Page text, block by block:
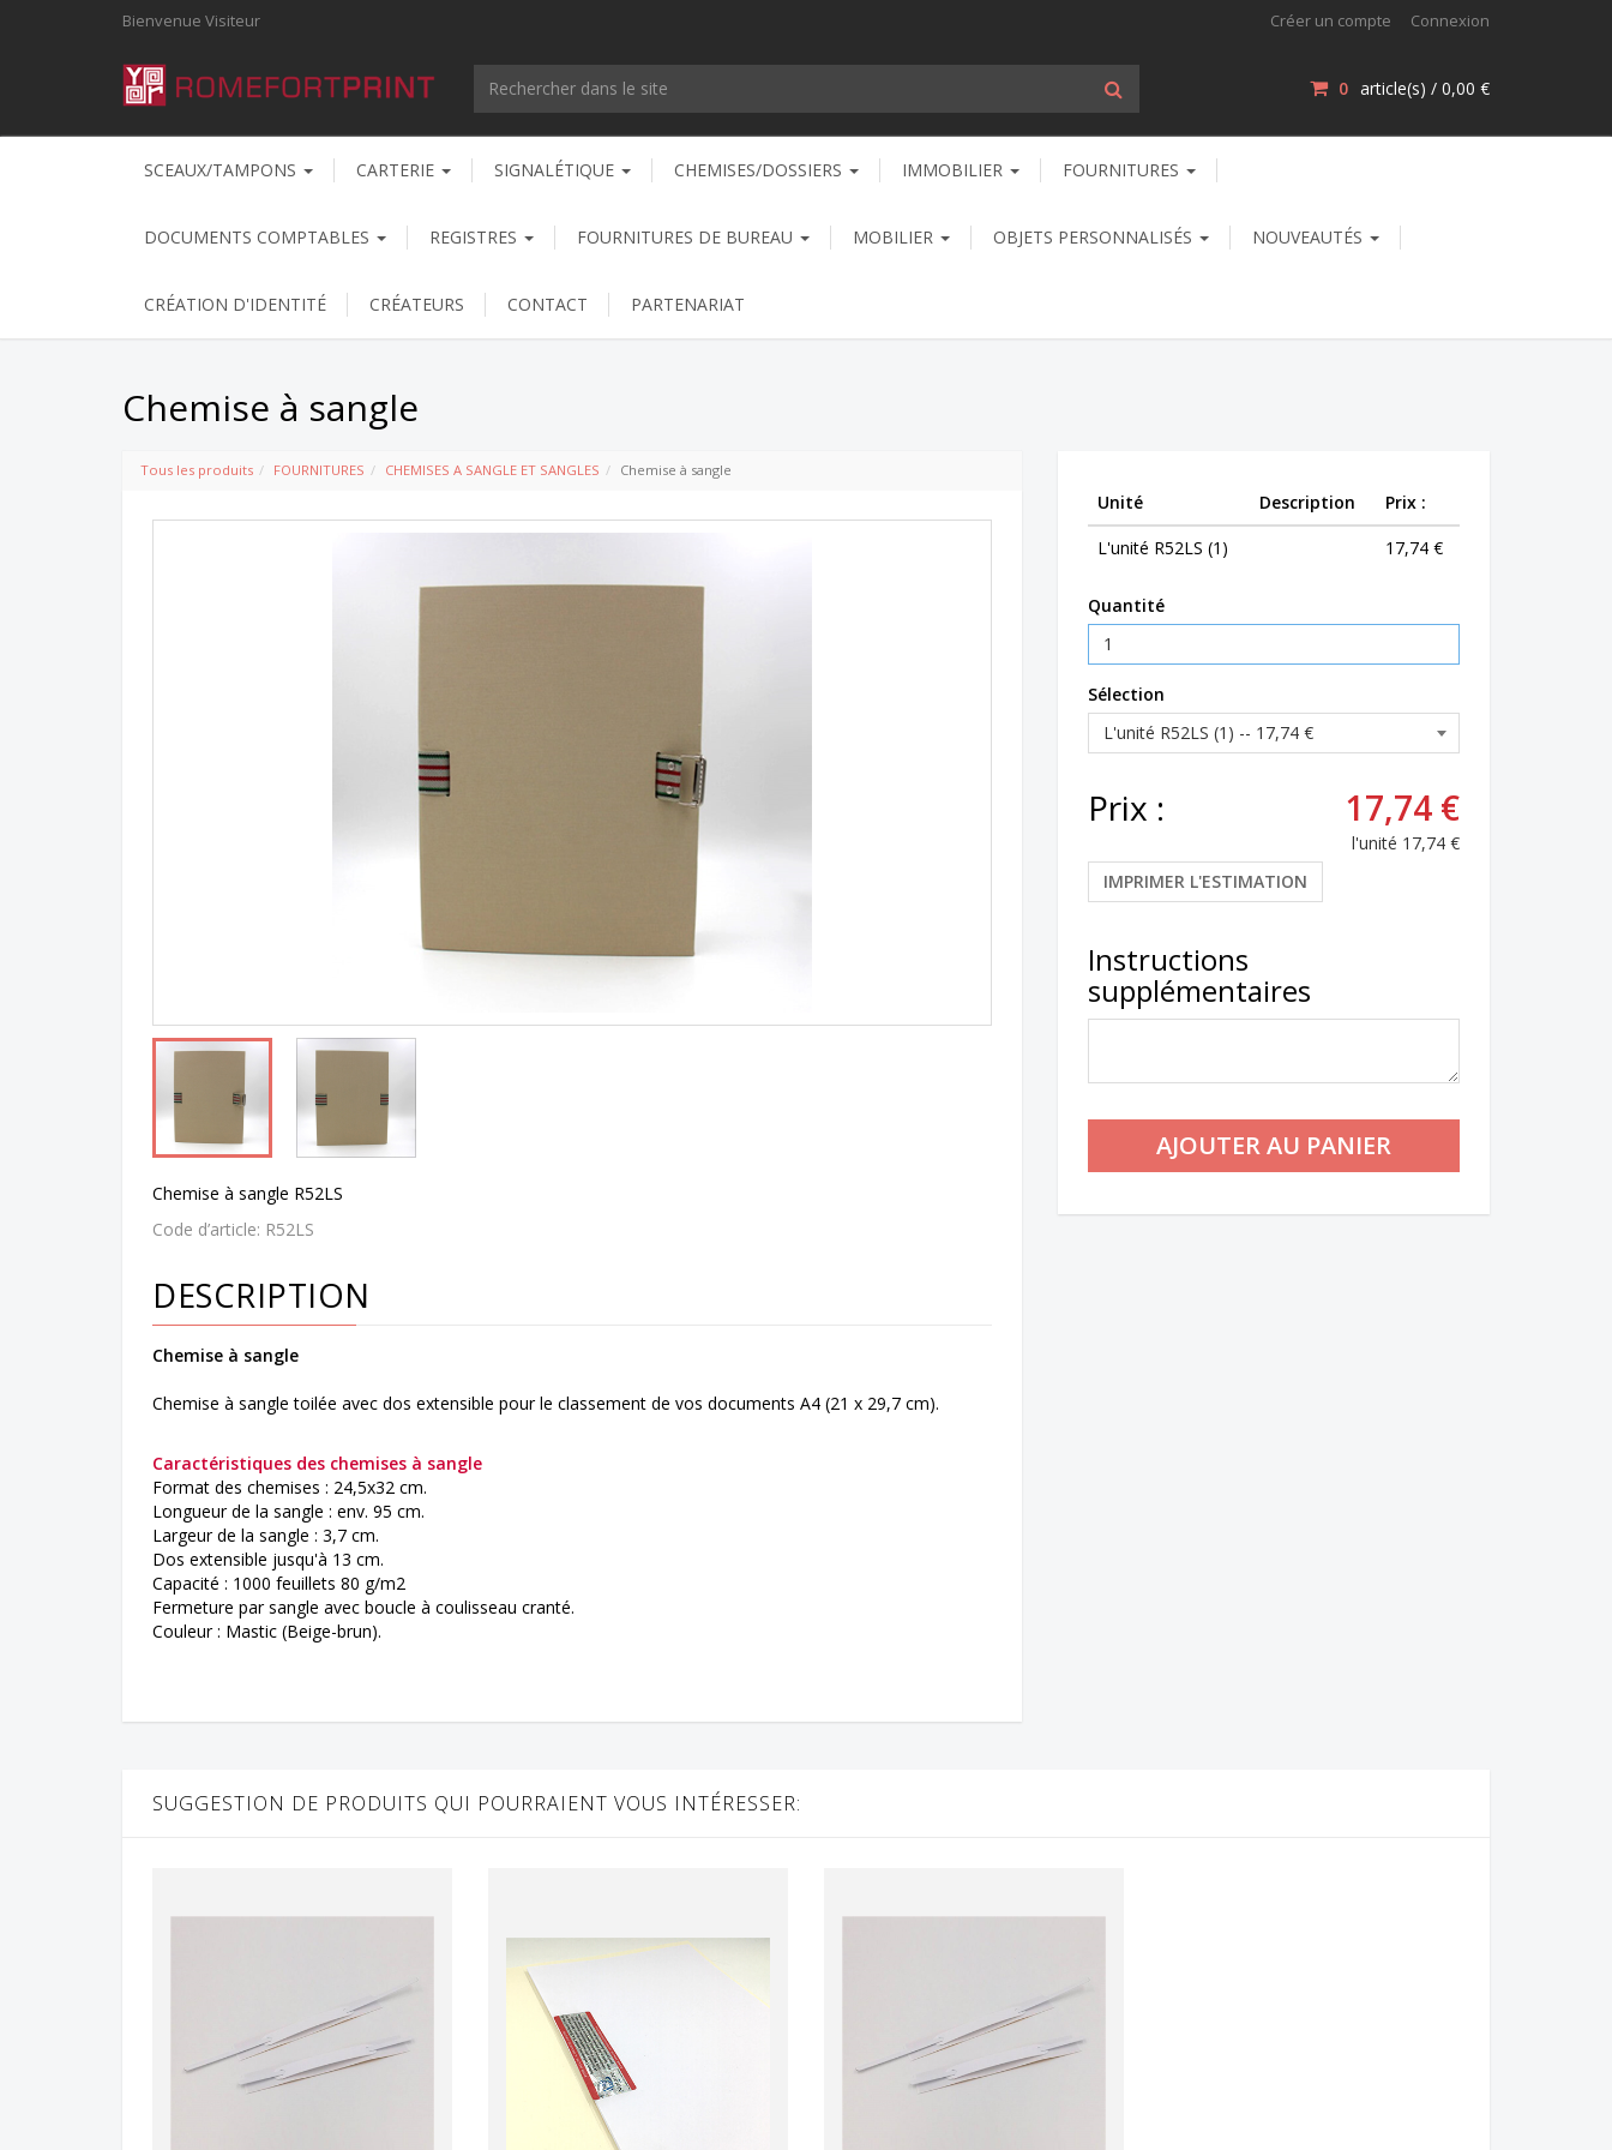
Bienvenue Visiteur Créer un compte Connexion
0 article(s) / 0,00 €
SCEAUX/TAMPONS CARTERIE SIGNALÉTIQUE CHEMISES/DOSSIERS IMMOBILIER FOURNITURES
DOCUMENTS COMPTABLES REGISTRES FOURNITURES DE BUREAU MOBILIER OBJETS PERSONNALISÉS NOUVEAUTÉS
CRÉATION D'IDENTITÉ CRÉATEURS CONTACT PARTENARIAT
Chemise à sangle
Unité Description
Prix :
L'unité R52LS (1)
17,74 €
Quantité
Sélection
Prix : 17,74 €
l'unité 17,74 €
IMPRIMER L'ESTIMATION
Instructions
supplémentaires
Tous les produits FOURNITURES CHEMISES A SANGLE ET SANGLES Chemise à sangle
Chemise à sangle R52LS
Code d’article: R52LS
DESCRIPTION
Chemise à sangle
Chemise à sangle toilée avec dos extensible pour le classement de vos documents A4 (21 x 29,7 cm).
Caractéristiques des chemises à sangle
Format des chemises : 24,5x32 cm.
Longueur de la sangle : env. 95 cm.
Largeur de la sangle : 3,7 cm.
Dos extensible jusqu'à 13 cm.
Capacité : 1000 feuillets 80 g/m2
Fermeture par sangle avec boucle à coulisseau cranté.
Couleur : Mastic (Beige-brun).
SUGGESTION DE PRODUITS QUI POURRAIENT VOUS INTÉRESSER: